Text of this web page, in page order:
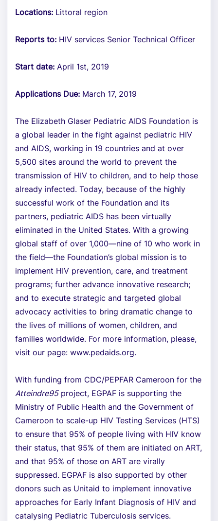
Locations: Littoral region
Reports to: HIV services Senior Technical Officer
Start date: April 1st, 2019
Applications Due: March 17, 2019
The Elizabeth Glaser Pediatric AIDS Foundation is
a global leader in the fight against pediatric HIV
and AIDS, working in 19 countries and at over
5,500 sites around the world to prevent the
transmission of HIV to children, and to help those
already infected. Today, because of the highly
successful work of the Foundation and its
partners, pediatric AIDS has been virtually
eliminated in the United States. With a growing
global staff of over 1,000—nine of 10 who work in
the field—the Foundation’s global mission is to
implement HIV prevention, care, and treatment
programs; further advance innovative research;
and to execute strategic and targeted global
advocacy activities to bring dramatic change to
the lives of millions of women, children, and
families worldwide. For more information, please,
visit our page: www.pedaids.org.
With funding from CDC/PEPFAR Cameroon for the
Atteindre95project, EGPAF is supporting the
Ministry of Public Health and the Government of
Cameroon to scale-up HIV Testing Services (HTS)
to ensure that 95% of people living with HIV know
their status, that 95% of them are initiated on ART,
and that 95% of those on ART are virally
suppressed. EGPAF is also supported by other
donors such as Unitaid to implement innovative
approaches for Early Infant Diagnosis of HIV and
catalysing Pediatric Tuberculosis services.